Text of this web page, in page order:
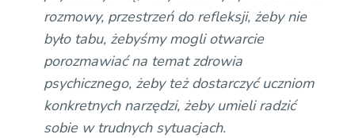
rozmowy, przestrzeń do refleksji, żeby nie
było tabu, żebyśmy mogli otwarcie
porozmawiać na temat zdrowia
psychicznego, żeby też dostarczyć uczniom
konkretnych narzędzi, żeby umieli radzić
sobie w trudnych sytuacjach.